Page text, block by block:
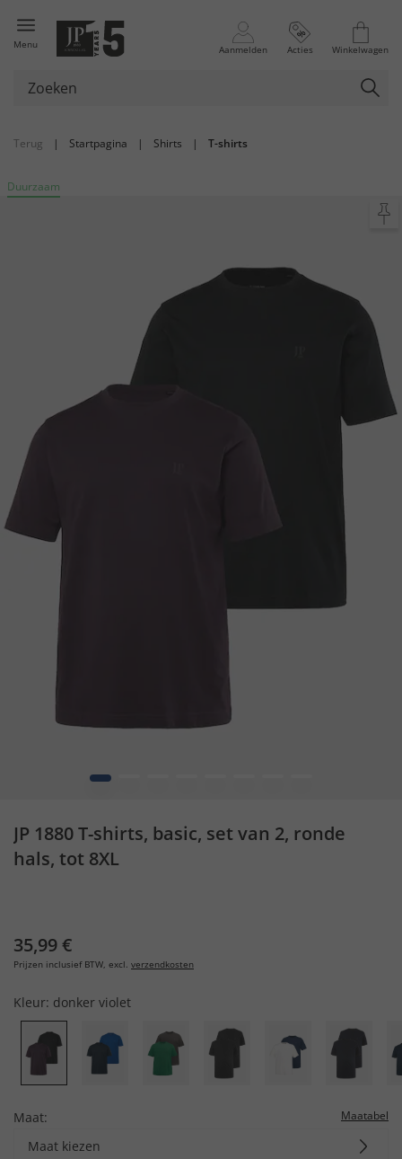
Menu Aanmelden Acties Winkelwagen
Terug | Startpagina | Shirts | T-shirts
Duurzaam
1
JP 1880 T-shirts, basic, set van 2, ronde
hals, tot 8XL
35,99 €
Prijzen inclusief BTW, excl. verzendkosten
Kleur: donker violet
Maat: Maatabel
Maat kiezen